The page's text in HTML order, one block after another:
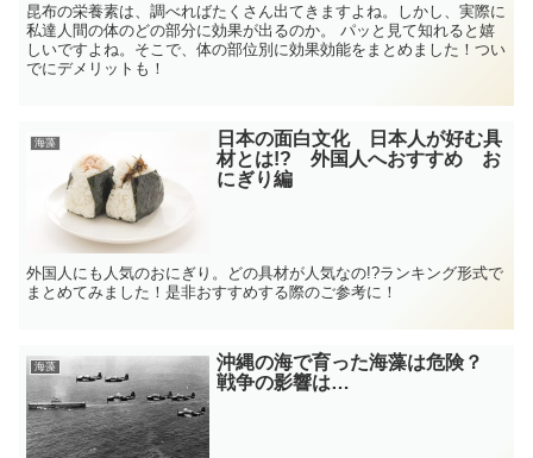
昆布の栄養素は、調べればたくさん出てきますよね。しかし、実際に
私達人間の体のどの部分に効果が出るのか。 パッと見て知れると嬉
しいですよね。そこで、体の部位別に効果効能をまとめました！つい
でにデメリットも！
海藻
日本の面白文化 日本人が好む具
材とは!? 外国人へおすすめ お
にぎり編
外国人にも人気のおにぎり。どの具材が人気なの!?ランキング形式で
まとめてみました！是非おすすめする際のご参考に！
海藻
沖縄の海で育った海藻は危険？
戦争の影響は…